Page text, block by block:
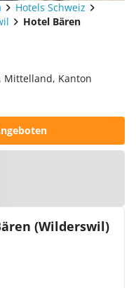
Hotels Schweiz
Hotel Bären
Mittelland, Kanton
(Wilderswil)